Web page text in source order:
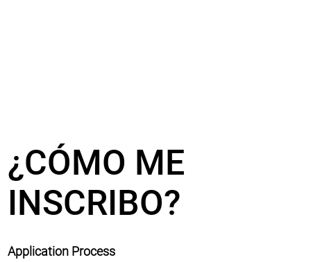
¿CÓMO ME
INSCRIBO?
Application Process